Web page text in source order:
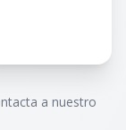
a nuestro